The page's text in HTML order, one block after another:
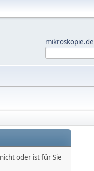
mikroskopie.de
oder ist für Sie